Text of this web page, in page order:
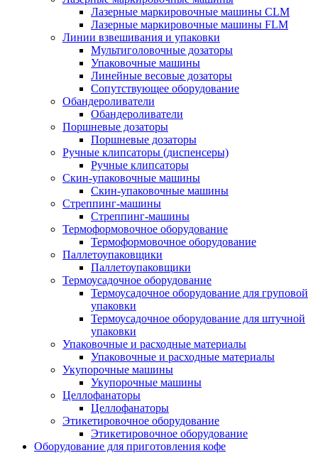
Лазерные маркировочные машины CLM
Лазерные маркировочные машины FLM
Линии взвешивания и упаковки
Мультиголовочные дозаторы
Упаковочные машины
Линейные весовые дозаторы
Сопутствующее оборудование
Обандероливатели
Обандероливатели
Поршневые дозаторы
Поршневые дозаторы
Ручные клипсаторы (диспенсеры)
Ручные клипсаторы
Скин-упаковочные машины
Скин-упаковочные машины
Стреппинг-машины
Стреппинг-машины
Термоформовочное оборудование
Термоформовочное оборудование
Паллетоупаковщики
Паллетоупаковщики
Термоусадочное оборудование
Термоусадочное оборудование для груповой
упаковки
Термоусадочное оборудование для штучной
упаковки
Упаковочные и расходные материалы
Упаковочные и расходные материалы
Укупорочные машины
Укупорочные машины
Целлофанаторы
Целлофанаторы
Этикетировочное оборудование
Этикетировочное оборудование
Оборудование для приготовления кофе